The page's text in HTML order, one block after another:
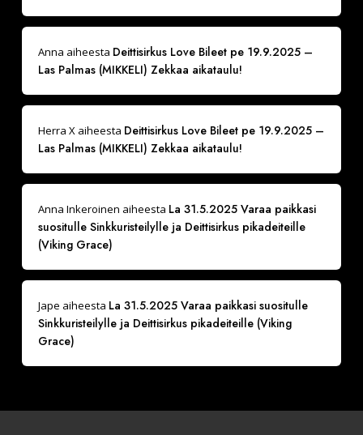
Anna aiheesta Deittisirkus Love Bileet pe 19.9.2025 –
Las Palmas (MIKKELI) Zekkaa aikataulu!
Herra Xaiheesta Deittisirkus Love Bileet pe 19.9.2025 –
Las Palmas (MIKKELI) Zekkaa aikataulu!
Anna Inkeroinen aiheesta La 31.5.2025 Varaa paikkasi
suositulle Sinkkuristeilylle ja Deittisirkus pikadeiteille
(Viking Grace)
Jape aiheesta La 31.5.2025 Varaa paikkasi suositulle
Sinkkuristeilylle ja Deittisirkus pikadeiteille (Viking
Grace)